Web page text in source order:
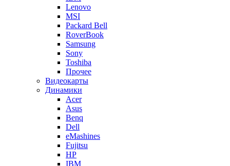
Lenovo
MSI
Packard Bell
RoverBook
Samsung
Sony
Toshiba
Прочее
Видеокарты
Динамики
Acer
Asus
Benq
Dell
eMashines
Fujitsu
HP
IBM